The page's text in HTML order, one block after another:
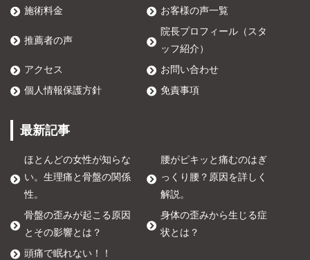
施術料金 お客様の声一覧
推薦者の声
院長プロフィール（スタ
ッフ紹介）
アクセス
お問い合わせ
個人情報保護方針
免責事項
最新記事
ほとんどの女性が知らな
い。生理痛と骨盤の関係
性。
腰がピキッと痛むのはぎ
っくり腰？原因を詳しく
解説。
骨盤の歪みが起こる原因
とその影響とは？
身体の歪みから生じる症
状とは？
頭痛で眠れない！！